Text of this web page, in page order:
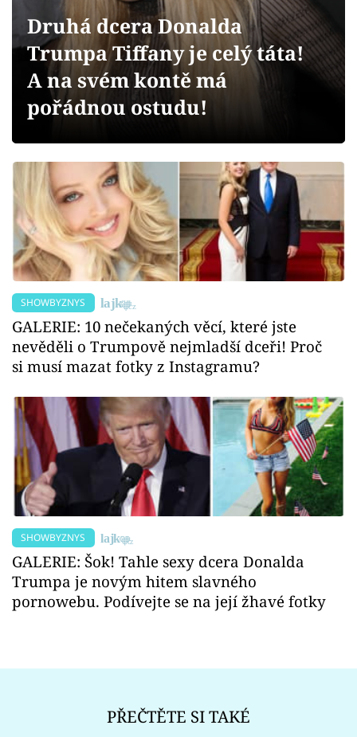
Videa
Sledujte prima+
Sledujte nás
Druhá dcera Donalda
Trumpa Tiffany je celý táta!
A na svém kontě má
pořádnou ostudu!
SHOWBYZNYS
GALERIE: 10 nečekaných věcí, které jste
nevěděli o Trumpově nejmladší dceři! Proč
si musí mazat fotky z Instagramu?
SHOWBYZNYS
GALERIE: Šok! Tahle sexy dcera Donalda
Trumpa je novým hitem slavného
pornowebu. Podívejte se na její žhavé fotky
PŘEČTĚTE SI TAKÉ